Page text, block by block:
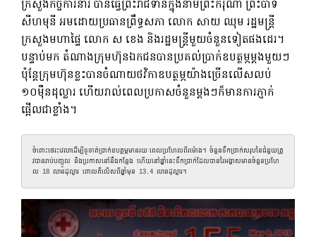
ក្រសួងកិច្ចការនារី បានធ្វើព្រះរាជទានក្នុងនាមព្រះករុណា ព្រះបាទ
សីហមុនី អមដោយប្រធានព្រឹទ្ធសភា លោក សាយ​ ឈុម រដ្ឋមន្ត្រី
ក្រសួងមហាផ្ទៃ លោក ស ខេង និងរដ្ឋមន្ត្រីមួយចំនួនទៀតផងដេរ។
បន្ទាប់មក តំណាងក្រុមហ៊ុនឯកជនបានប្រគល់ប្រាក់ឧបត្ថម្ភម្តងមួយៗ
ប៉ុន្តែក្រុមហ៊ុនខ្លះបានចំណាយថវិកាឧបត្ថម្ភយ៉ាងច្រើនលើសលប់
១០ម៉ឺនដុល្លារ ហើយរាល់ពេលប្រកាសចំនួនម្តងៗក៏មានការភ្ញាក់
ផ្អើលជាខ្លាំង។
ចំពោះថេរះវេលាដើម្បីទូទាត់ប្រាក់ឧបត្ថម្ភមានរយៈពេលប្រហែលពីរម៉ោង។ ចំនួនទឹកប្រាក់សរុបនៃជំនួយត្រូ
វបានរាប់បញ្ចូល និងប្រកាសនៅនឹងកន្លែង ហើយនៅឆ្នាំនេះទឹកប្រាក់ដែលបានរៃអង្គាសមានចំនួនប្រហែ
ល 18 លានដុល្លារ ពោលគឺលើសពីឆ្នាំមុន 13.4 លានដុល្លារ។